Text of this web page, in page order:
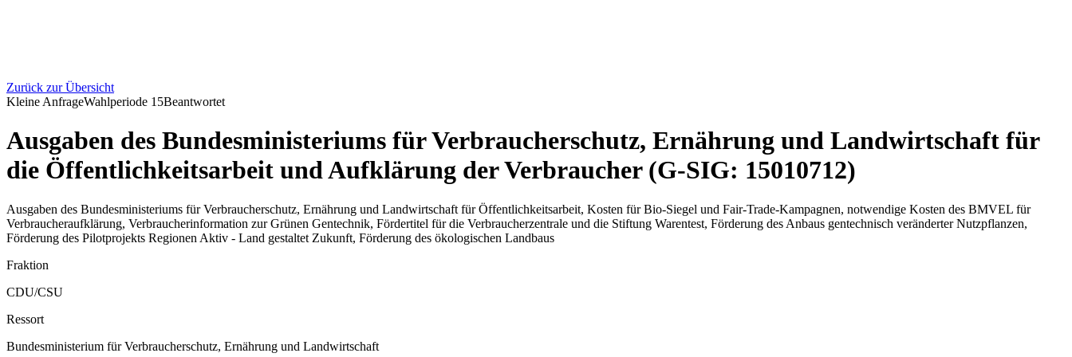
Zurück zur Übersicht
Kleine AnfrageWahlperiode 15Beantwortet
Ausgaben des Bundesministeriums für Verbraucherschutz, Ernährung und Landwirtschaft für
die Öffentlichkeitsarbeit und Aufklärung der Verbraucher (G-SIG: 15010712)
Ausgaben des Bundesministeriums für Verbraucherschutz, Ernährung und Landwirtschaft für Öffentlichkeitsarbeit, Kosten für Bio-Siegel und Fair-Trade-Kampagnen, notwendige Kosten des BMVEL für
Verbraucheraufklärung, Verbraucherinformation zur Grünen Gentechnik, Fördertitel für die Verbraucherzentrale und die Stiftung Warentest, Förderung des Anbaus gentechnisch veränderter Nutzpflanzen,
Förderung des Pilotprojekts Regionen Aktiv - Land gestaltet Zukunft, Förderung des ökologischen Landbaus
Fraktion
CDU/CSU
Ressort
Bundesministerium für Verbraucherschutz, Ernährung und Landwirtschaft